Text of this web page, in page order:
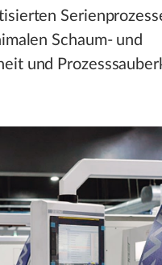
Schaum- und
und